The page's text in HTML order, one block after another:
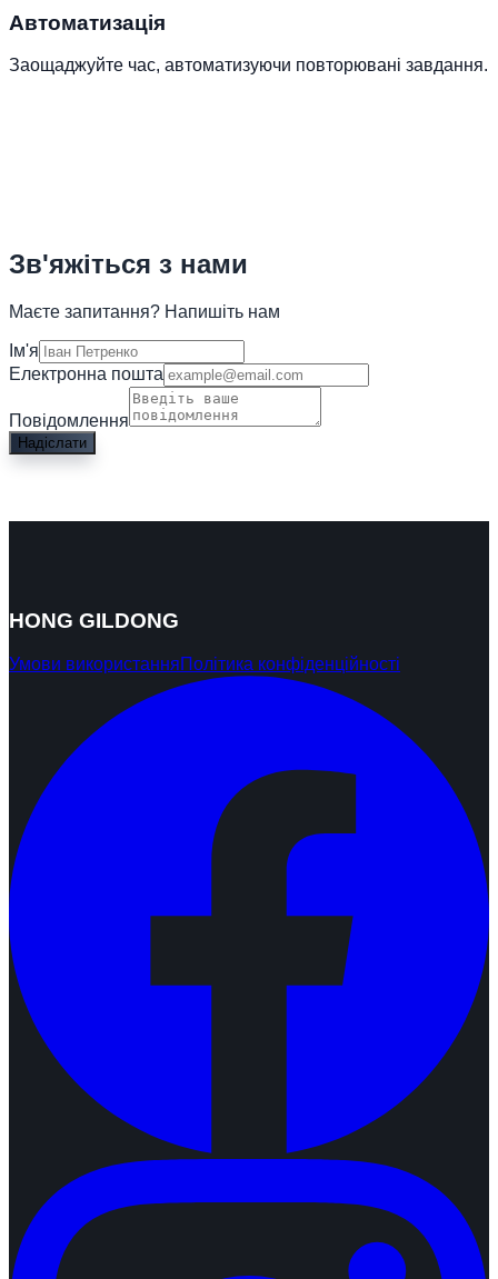
Автоматизація
Заощаджуйте час, автоматизуючи повторювані завдання.
Зв'яжіться з нами
Маєте запитання? Напишіть нам
Ім'я
Електронна пошта
Повідомлення
Надіслати
HONG GILDONG
Умови використанняПолітика конфіденційності